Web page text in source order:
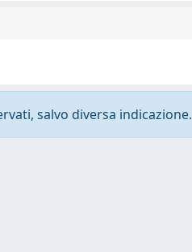
salvo diversa indicazione.